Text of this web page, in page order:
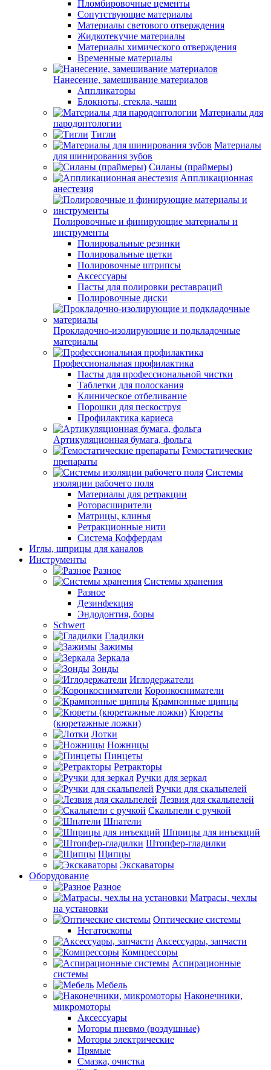
Пломбировочные цементы
Сопутствующие материалы
Материалы светового отверждения
Жидкотекучие материалы
Материалы химического отверждения
Временные материалы
Нанесение, замешивание материалов
Аппликаторы
Блокноты, стекла, чаши
Материалы для
пародонтологии
Тигли
Материалы
для шинирования зубов
Силаны (праймеры)
Аппликационная
анестезия
Полировочные и финирующие материалы и
инструменты
Полировальные резинки
Полировальные щетки
Полировочные штрипсы
Аксессуары
Пасты для полировки реставраций
Полировочные диски
Прокладочно-изолирующие и подкладочные
материалы
Профессиональная профилактика
Пасты для профессиональной чистки
Таблетки для полоскания
Клиническое отбеливание
Порошки для пескоструя
Профилактика кариеса
Артикуляционная бумага, фольга
Гемостатические
препараты
Системы
изоляции рабочего поля
Материалы для ретракции
Роторасширители
Матрицы, клинья
Ретракционные нити
Система Коффердам
Иглы, шприцы для каналов
Инструменты
Разное
Системы хранения
Разное
Дезинфекция
Эндодонтия, боры
Schwert
Гладилки
Зажимы
Зеркала
Зонды
Иглодержатели
Коронкосниматели
Крампонные щипцы
Кюреты
(кюретажные ложки)
Лотки
Ножницы
Пинцеты
Ретракторы
Ручки для зеркал
Ручки для скальпелей
Лезвия для скальпелей
Скальпели с ручкой
Шпатели
Шприцы для инъекций
Штопфер-гладилки
Щипцы
Экскаваторы
Оборудование
Разное
Матрасы, чехлы
на установки
Оптические системы
Негатоскопы
Аксессуары, запчасти
Компрессоры
Аспирационные
системы
Мебель
Наконечники,
микромоторы
Аксессуары
Моторы пневмо (воздушные)
Моторы электрические
Прямые
Смазка, очистка